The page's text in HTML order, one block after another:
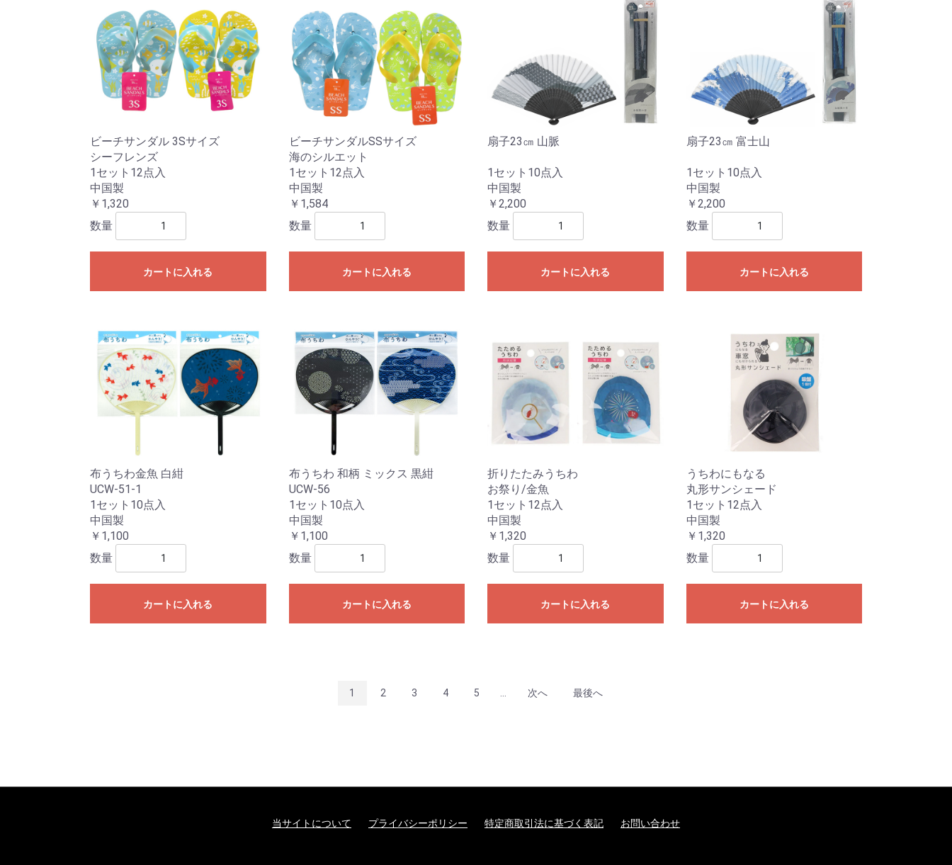
ビーチサンダル 3Sサイズ
シーフレンズ
1セット12点入
中国製
￥1,320
数量
カートに入れる
ビーチサンダルSSサイズ
海のシルエット
1セット12点入
中国製
￥1,584
数量
カートに入れる
扇子23㎝ 山脈
1セット10点入
中国製
￥2,200
数量
カートに入れる
扇子23㎝ 富士山
1セット10点入
中国製
￥2,200
数量
カートに入れる
布うちわ金魚 白紺
UCW-51-1
1セット10点入
中国製
￥1,100
数量
カートに入れる
布うちわ 和柄 ミックス 黒紺
UCW-56
1セット10点入
中国製
￥1,100
数量
カートに入れる
折りたたみうちわ
お祭り/金魚
1セット12点入
中国製
￥1,320
数量
カートに入れる
うちわにもなる
丸形サンシェード
1セット12点入
中国製
￥1,320
数量
カートに入れる
1 2 3 4 5 次へ 最後へ
当サイトについて プライバシーポリシー 特定商取引法に基づく表記 お問い合わせ